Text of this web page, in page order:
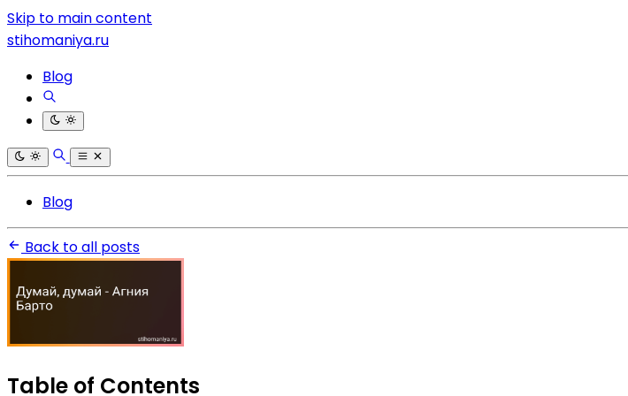
Skip to main content
stihomaniya.ru
Blog
Blog
Back to all posts
Table of Contents